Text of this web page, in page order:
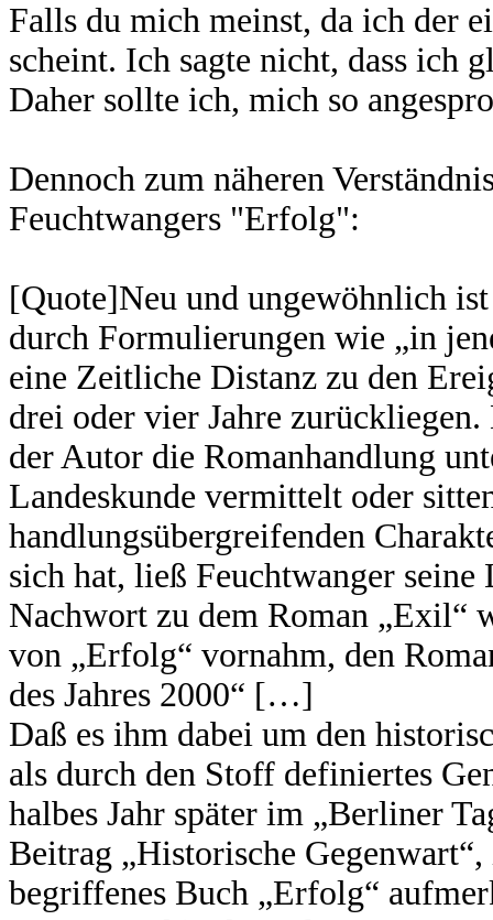
Falls du mich meinst, da ich der
scheint. Ich sagte nicht, dass ich
Daher sollte ich, mich so
Dennoch zum näheren
Feuchtwangers "Erfolg":
[Quote]Neu und ungewöhnlich
durch Formulierungen wie „in
eine Zeitliche Distanz zu den
drei oder vier Jahre
der Autor die Romanhandlung
Landeskunde vermittelt oder
handlungsübergreifenden
sich hat, ließ Feuchtwanger seine
Nachwort zu dem Roman „Exil“
von „Erfolg“ vornahm, den
des Jahres 2000“ […]
Daß es ihm dabei um den
als durch den Stoff definiertes
halbes Jahr später im „Berliner
Beitrag „Historische
begriffenes Buch „Erfolg“